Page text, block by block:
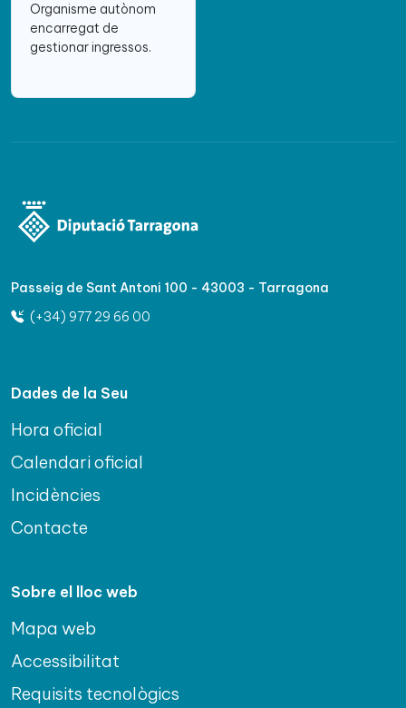
Organisme autònom
encarregat de
gestionar ingressos.
Passeig de Sant Antoni 100 - 43003 - Tarragona
(+34) 977 29 66 00
Dades de la Seu
Hora oficial
Calendari oficial
Incidències
Contacte
Sobre el lloc web
Mapa web
Accessibilitat
Requisits tecnològics